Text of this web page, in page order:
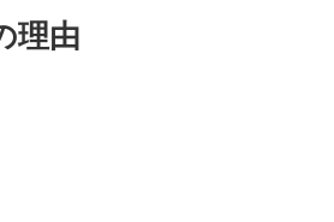
理由